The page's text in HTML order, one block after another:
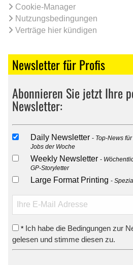
Cookie-Manager
Nutzungsbedingungen
Verträge hier kündigen
Newsletter für Profis
Abonnieren Sie jetzt Ihre
Newsletter:
Daily Newsletter
Top-News
Jobs der Woche
Weekly Newsletter
GP-Storyletter
Large Format Printing
* Ich habe die Bedingungen zur
gelesen und stimme diesen zu.